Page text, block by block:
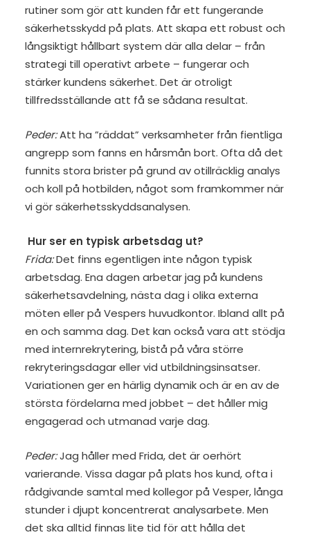
rutiner som gör att kunden får ett fungerande
säkerhetsskydd på plats. Att skapa ett robust och
långsiktigt hållbart system där alla delar – från
strategi till operativt arbete – fungerar och
stärker kundens säkerhet. Det är otroligt
tillfredsställande att få se sådana resultat.
Peder:Att ha ”räddat” verksamheter från fientliga
angrepp som fanns en hårsmån bort. Ofta då det
funnits stora brister på grund av otillräcklig analys
och koll på hotbilden, något som framkommer när
vi gör säkerhetsskyddsanalysen.
Hur ser en typisk arbetsdag ut?
Frida:Det finns egentligen inte någon typisk
arbetsdag. Ena dagen arbetar jag på kundens
säkerhetsavdelning, nästa dag i olika externa
möten eller på Vespers huvudkontor. Ibland allt på
en och samma dag. Det kan också vara att stödja
med internrekrytering, bistå på våra större
rekryteringsdagar eller vid utbildningsinsatser.
Variationen ger en härlig dynamik och är en av de
största fördelarna med jobbet – det håller mig
engagerad och utmanad varje dag.
Peder:Jag håller med Frida, det är oerhört
varierande. Vissa dagar på plats hos kund, ofta i
rådgivande samtal med kollegor på Vesper, långa
stunder i djupt koncentrerat analysarbete. Men
det ska alltid finnas lite tid för att hålla det